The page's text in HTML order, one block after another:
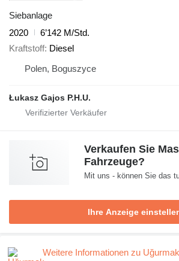
Siebanlage
2020
6’142 M/Std.
Kraftstoff Diesel
Polen, Boguszyce
Łukasz Gajos P.H.U.
Verkaufen Sie
Fahrzeuge?
Mit uns - können Sie das
Ihre Anzeige
Weitere Informationen zu Uğurmak